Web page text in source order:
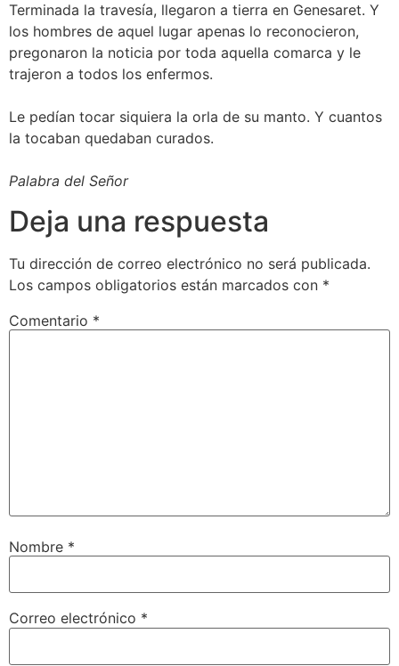
Terminada la travesía, llegaron a tierra en Genesaret. Y
los hombres de aquel lugar apenas lo reconocieron,
pregonaron la noticia por toda aquella comarca y le
trajeron a todos los enfermos.
Le pedían tocar siquiera la orla de su manto. Y cuantos
la tocaban quedaban curados.
Palabra del Señor
Deja una respuesta
Tu dirección de correo electrónico no será publicada.
Los campos obligatorios están marcados con *
Comentario *
Nombre *
Correo electrónico *